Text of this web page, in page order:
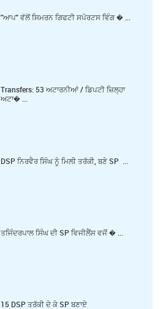
"ਆਪ" ਵੱਲੋਂ ਸਿਮਰਨ ਗਿਫਟੀ ਸਪੋਰਟਸ ਵਿੰਗ � ...
Transfers: 53 ਅਟਾਰਨੀਆਂ / ਡਿਪਟੀ ਜ਼ਿਲ੍ਹਾ
ਅਟਾ� ...
DSP ਨਿਰਵੈਰ ਸਿੰਘ ਨੂੰ ਮਿਲੀ ਤਰੱਕੀ, ਬਣੇ SP ...
ਤਜਿੰਦਰਪਾਲ ਸਿੰਘ ਦੀ SP ਵਿਜੀਲੈਂਸ ਵਜੋਂ � ...
15 DSP ਤਰੱਕੀ ਦੇ ਕੇ SP ਬਣਾਏ